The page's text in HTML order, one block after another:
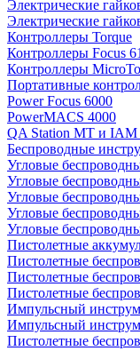
Электрические
Электрические
Контроллеры Torque
Контроллеры Focus 61
Контроллеры
Портативные
Power Focus 6000
PowerMACS 4000
QA Station MT и IAM
Беспроводные
Угловые
Угловые
Угловые
Угловые
Угловые
Пистолетные
Пистолетные
Пистолетные
Пистолетные
Импульсный
Импульсный
Пистолетные